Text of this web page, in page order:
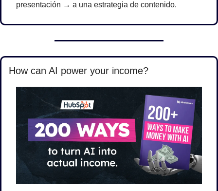
presentación → a una estrategia de contenido.
How can AI power your income?